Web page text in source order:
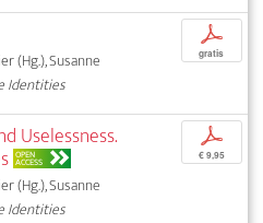
(Hg.), Susanne
Identities
p
gratis
Uselessness.
OPEN
ACCESS
(Hg.), Susanne
Identities
p
€ 9,95